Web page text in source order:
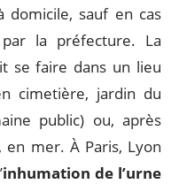
sauf en cas
par la préfecture. La
se faire dans un lieu
cimetière, jardin du
public) ou, après
en mer. À Paris, Lyon
inhumation de l’urne